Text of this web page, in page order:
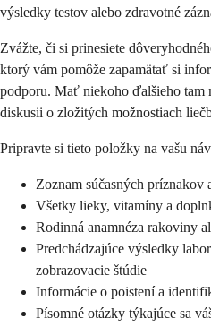
výsledky testov alebo zdravotné
Zvážte, či si prinesiete
ktorý vám pomôže zapamätať si
podporu. Mať niekoho ďalšieho
diskusii o zložitých možnostiach
Pripravte si tieto položky na vašu
Zoznam súčasných príznakov
Všetky lieky, vitamíny a
Rodinná anamnéza rakoviny
Predchádzajúce výsledky
zobrazovacie štúdie
Informácie o poistení a
Písomné otázky týkajúce sa